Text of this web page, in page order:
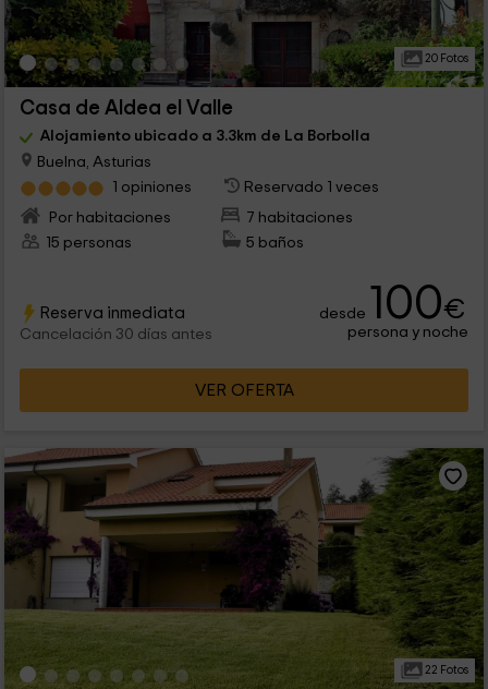
20 Fotos
Casa de Aldea el Valle
Alojamiento ubicado a 3.3km de La Borbolla
Buelna, Asturias
1 opiniones
Reservado 1 veces
Por habitaciones
7 habitaciones
15 personas
5 baños
Reserva inmediata
Cancelación 30 días antes
desde 100€
persona y noche
VER OFERTA
22 Fotos